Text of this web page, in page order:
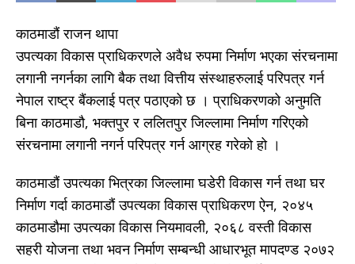
काठमाडौं राजन थापा
उपत्यका विकास प्राधिकरणले अवैध रुपमा निर्माण भएका संरचनामा
लगानी नगर्नका लागि बैक तथा वित्तीय संस्थाहरुलाई परिपत्र गर्न
नेपाल राष्ट्र बैंकलाई पत्र पठाएको छ । प्राधिकरणको अनुमति
बिना काठमाडौ, भक्तपुर र ललितपुर जिल्लामा निर्माण गरिएको
संरचनामा लगानी नगर्न परिपत्र गर्न आग्रह गरेको हो ।
काठमाडौं उपत्यका भित्रका जिल्लामा घडेरी विकास गर्न तथा घर
निर्माण गर्दा काठमाडौं उपत्यका विकास प्राधिकरण ऐन, २०४५
काठमाडौमा उपत्यका विकास नियमावली, २०६८ वस्ती विकास
सहरी योजना तथा भवन निर्माण सम्बन्धी आधारभूत मापदण्ड २०७२